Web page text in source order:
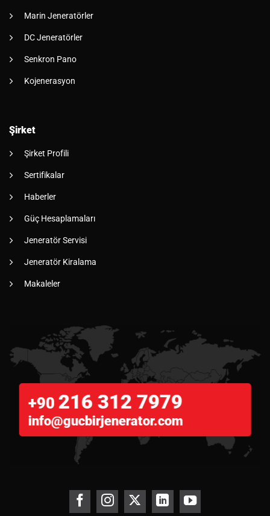
Marin Jeneratörler
DC Jeneratörler
Senkron Pano
Kojenerasyon
Şirket
Şirket Profili
Sertifikalar
Haberler
Güç Hesaplamaları
Jeneratör Servisi
Jeneratör Kiralama
Makaleler
+90 216 312 7979
info@gucbirjenerator.com